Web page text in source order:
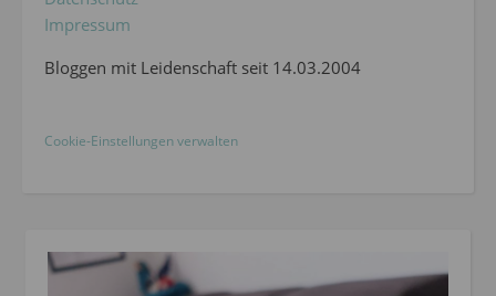
Impressum
Bloggen mit Leidenschaft seit 14.03.2004
Cookie-Einstellungen verwalten